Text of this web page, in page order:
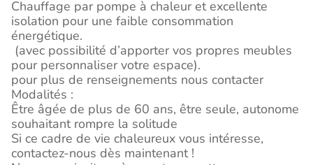
Chauffage par pompe à chaleur et excellente
isolation pour une faible consommation
énergétique.
(avec possibilité d’apporter vos propres meubles
pour personnaliser votre espace).
pour plus de renseignements nous contacter
Modalités :
Être âgée de plus de 60 ans, être seule, autonome
souhaitant rompre la solitude
Si ce cadre de vie chaleureux vous intéresse,
contactez-nous dès maintenant !